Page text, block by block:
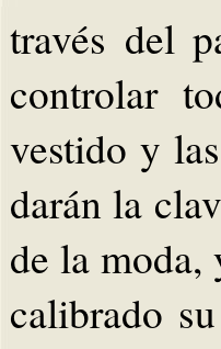
través del
controlar
vestido y
darán la
de la moda,
calibrado